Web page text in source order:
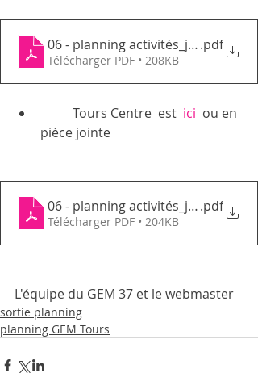
06 - planning .pdf
Télécharger PDF • 208KB
	Tours Centre  est
ici ou en
pièce jointe
06 - planning .pdf
Télécharger PDF • 204KB
L'équipe du GEM 37 et le webmaster
sortie planning
planning GEM Tours